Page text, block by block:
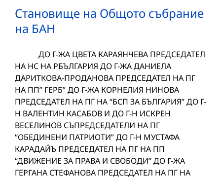
Становище на Общото събрание
на БАН
ДО Г-ЖА ЦВЕТА КАРАЯНЧЕВА ПРЕДСЕДАТЕЛ
НА НС НА РБЪЛГАРИЯ ДО Г-ЖА ДАНИЕЛА
ДАРИТКОВА-ПРОДАНОВА ПРЕДСЕДАТЕЛ НА ПГ
НА ПП” ГЕРБ” ДО Г-ЖА КОРНЕЛИЯ НИНОВА
ПРЕДСЕДАТЕЛ НА ПГ НА “БСП ЗА БЪЛГАРИЯ” ДО Г-
Н ВАЛЕНТИН КАСАБОВ И ДО Г-Н ИСКРЕН
ВЕСЕЛИНОВ СЪПРЕДСЕДАТЕЛИ НА ПГ
“ОБЕДИНЕНИ ПАТРИОТИ” ДО Г-Н МУСТАФА
КАРАДАЙЪ ПРЕДСЕДАТЕЛ НА ПГ НА ПП
“ДВИЖЕНИЕ ЗА ПРАВА И СВОБОДИ” ДО Г-ЖА
ГЕРГАНА СТЕФАНОВА ПРЕДСЕДАТЕЛ НА ПГ НА